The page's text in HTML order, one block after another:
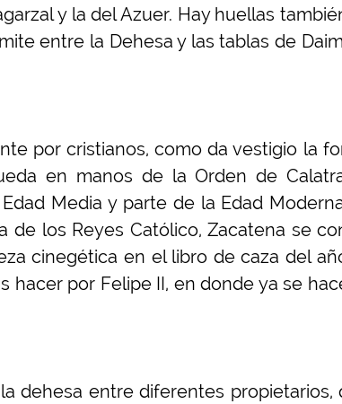
y la del Azuer. Hay huellas
entre la Dehesa y las tablas de
por cristianos, como da vestigio la
en manos de la Orden de
Media y parte de la Edad
los Reyes Católico, Zacatena se
cinegética en el libro de caza del
hacer por Felipe II, en donde ya se
dehesa entre diferentes propietarios,